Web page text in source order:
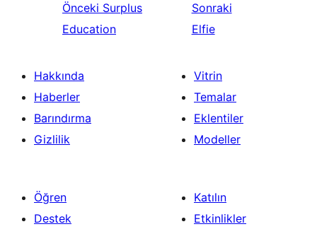
Önceki Surplus
Education
Sonraki
Elfie
Hakkında
Haberler
Barındırma
Gizlilik
Vitrin
Temalar
Eklentiler
Modeller
Öğren
Destek
Katılın
Etkinlikler